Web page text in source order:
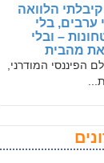
הלוואה
ערבים, בלי
– ובלי
מהבית
הפיננסי המודרני,